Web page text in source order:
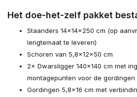
Het doe-het-zelf pakket
Staanders 14×14×250 cm (op
lengtemaat te leveren)
Schoren van 5,8×12×50 cm
2× Dwarsligger 140×140 cm met
montagepunten voor de gordingen
Gordingen 5,8×16 cm met